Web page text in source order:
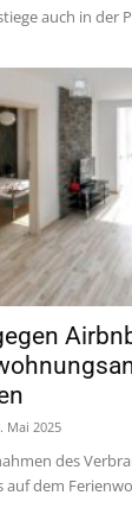
auch in der
Mai 2025
des
auf dem